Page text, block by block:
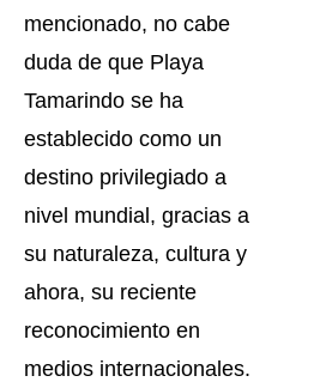
mencionado, no cabe
duda de que Playa
Tamarindo se ha
establecido como un
destino privilegiado a
nivel mundial, gracias a
su naturaleza, cultura y
ahora, su reciente
reconocimiento en
medios internacionales.